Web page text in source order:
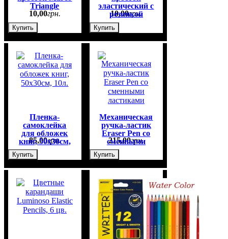
Triangle
10,00грн.
Купить
эластический с
резинкой
НВ№2
10,00грн.
Купить
Пленка-
самоклейка
для обложек
книг, 50х30см,
10л.
85,00грн.
Купить
Механическая
ручка-ластик
Eraser Pen со
сменными
ластиками
215,00грн.
Купить